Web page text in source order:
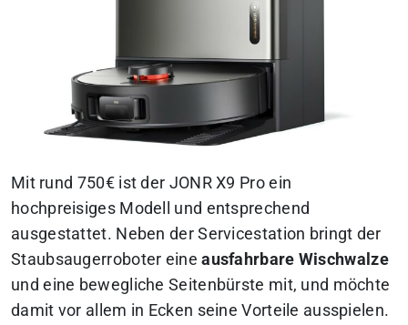
Mit rund 750€ ist der JONR X9 Pro ein
hochpreisiges Modell und entsprechend
ausgestattet. Neben der Servicestation bringt der
Staubsaugerroboter eineausfahrbare Wischwalze
und eine bewegliche Seitenbürste mit, und möchte
damit vor allem in Ecken seine Vorteile ausspielen.